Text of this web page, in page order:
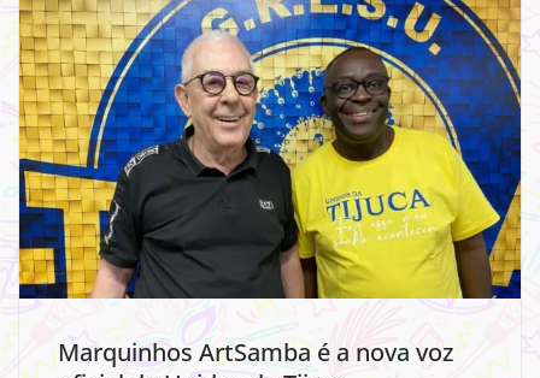
Marquinhos ArtSamba é a nova voz